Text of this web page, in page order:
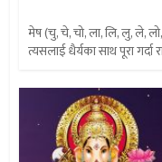
मेष (चु, चे, चो, ला, लि, लु, ले,
त्यसलाई धैर्यका साथ पूरा गर्दा